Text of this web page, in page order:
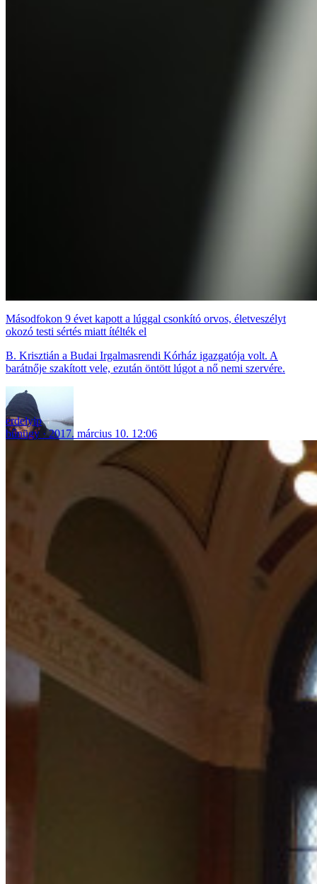
Másodfokon 9 évet kapott a lúggal csonkító orvos, életveszélyt
okozó testi sértés miatt ítélték el
B. Krisztián a Budai Irgalmasrendi Kórház igazgatója volt. A
barátnője szakított vele, ezután öntött lúgot a nő nemi szervére.
erdelyip
bűnügy
2017. március 10. 12:06